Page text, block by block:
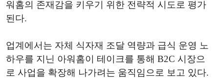
워홈의 존재감을 키우기 위한 전략적 시도로 평가
된다.
업계에서는 자체 식자재 조달 역량과 급식 운영 노
하우를 지닌 아워홈이 테이크를 통해 B2C 시장으
로 사업을 확장해 나가려는 움직임으로 보고 있다.